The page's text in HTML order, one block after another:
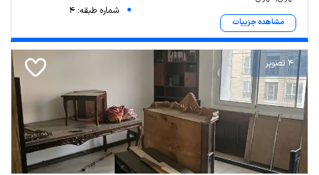
مشاهده جزییات
شماره طبقه: 4
4 تصویر